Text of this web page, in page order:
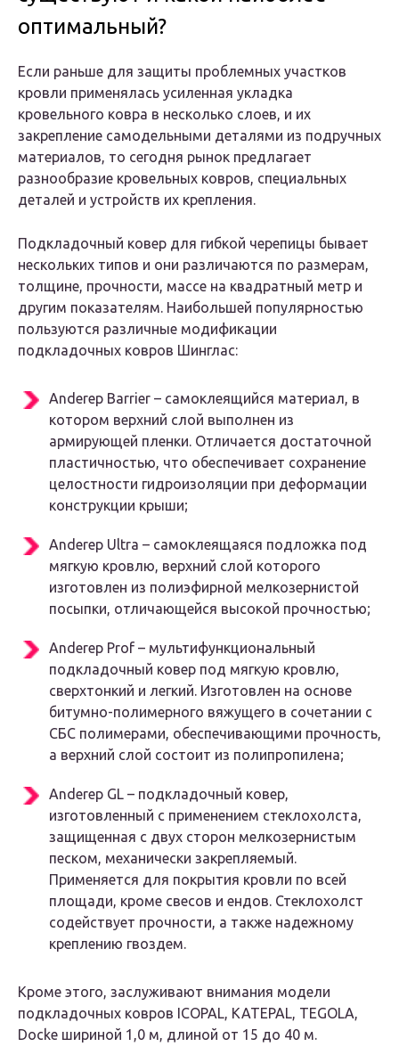
оптимальный?
Если раньше для защиты проблемных участков
кровли применялась усиленная укладка
кровельного ковра в несколько слоев, и их
закрепление самодельными деталями из подручных
материалов, то сегодня рынок предлагает
разнообразие кровельных ковров, специальных
деталей и устройств их крепления.
Подкладочный ковер для гибкой черепицы бывает
нескольких типов и они различаются по размерам,
толщине, прочности, массе на квадратный метр и
другим показателям. Наибольшей популярностью
пользуются различные модификации
подкладочных ковров Шинглас:
Anderep Barrier – самоклеящийся материал, в
котором верхний слой выполнен из
армирующей пленки. Отличается достаточной
пластичностью, что обеспечивает сохранение
целостности гидроизоляции при деформации
конструкции крыши;
Anderep Ultra – самоклеящаяся подложка под
мягкую кровлю, верхний слой которого
изготовлен из полиэфирной мелкозернистой
посыпки, отличающейся высокой прочностью;
Anderep Prof – мультифункциональный
подкладочный ковер под мягкую кровлю,
сверхтонкий и легкий. Изготовлен на основе
битумно-полимерного вяжущего в сочетании с
СБС полимерами, обеспечивающими прочность,
а верхний слой состоит из полипропилена;
Anderep GL – подкладочный ковер,
изготовленный с применением стеклохолста,
защищенная с двух сторон мелкозернистым
песком, механически закрепляемый.
Применяется для покрытия кровли по всей
площади, кроме свесов и ендов. Стеклохолст
содействует прочности, а также надежному
креплению гвоздем.
Кроме этого, заслуживают внимания модели
подкладочных ковров ICOPAL, KATEPAL, TEGOLA,
Docke шириной 1,0 м, длиной от 15 до 40 м.